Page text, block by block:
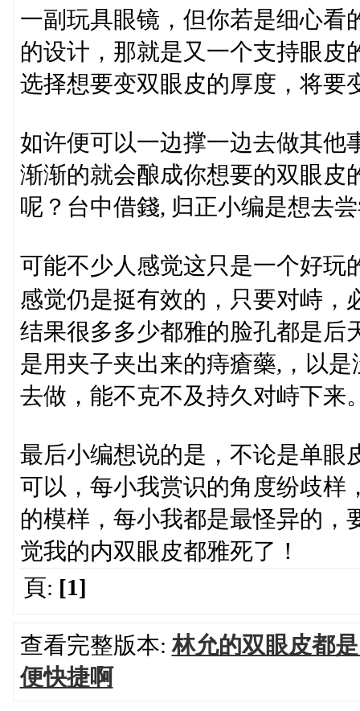
一副玩具眼镜，但你若是细心看
的设计，那就是又一个支持眼皮
选择想要变双眼皮的厚度，将要
如许便可以一边撑一边去做其他
渐渐的就会酿成你想要的双眼皮
呢？台中借錢, 归正小编是想去
可能不少人感觉这只是一个好玩
感觉仍是挺有效的，只要对峙，
结果很多多少都雅的脸孔都是后
是用夹子夹出来的痔瘡藥,，以
去做，能不克不及持久对峙下来
最后小编想说的是，不论是单眼
可以，每小我赏识的角度纷歧样
的模样，每小我都是最怪异的，
觉我的内双眼皮都雅死了！
頁: [1]
查看完整版本:林允的双眼皮都
便快捷啊